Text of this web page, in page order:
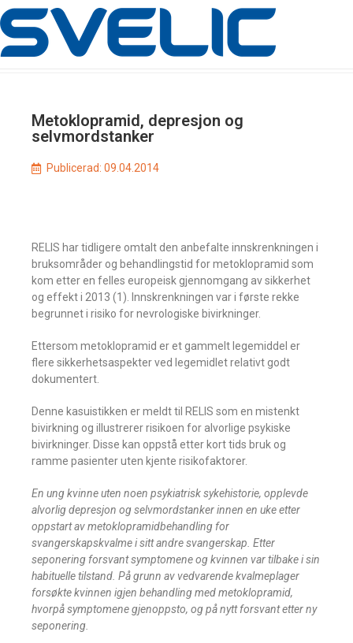
Metoklopramid, depresjon og
selvmordstanker
Publicerad: 09.04.2014
RELIS har tidligere omtalt den anbefalte innskrenkningen i
bruksområder og behandlingstid for metoklopramid som
kom etter en felles europeisk gjennomgang av sikkerhet
og effekt i 2013 (1). Innskrenkningen var i første rekke
begrunnet i risiko for nevrologiske bivirkninger.
Ettersom metoklopramid er et gammelt legemiddel er
flere sikkerhetsaspekter ved legemidlet relativt godt
dokumentert.
Denne kasuistikken er meldt til RELIS som en mistenkt
bivirkning og illustrerer risikoen for alvorlige psykiske
bivirkninger. Disse kan oppstå etter kort tids bruk og
ramme pasienter uten kjente risikofaktorer.
En ung kvinne uten noen psykiatrisk sykehistorie, opplevde
alvorlig depresjon og selvmordstanker innen en uke etter
oppstart av metoklopramidbehandling for
svangerskapskvalme i sitt andre svangerskap. Etter
seponering forsvant symptomene og kvinnen var tilbake i sin
habituelle tilstand. På grunn av vedvarende kvalmeplager
forsøkte kvinnen igjen behandling med metoklopramid,
hvorpå symptomene gjenoppsto, og på nytt forsvant etter ny
seponering.